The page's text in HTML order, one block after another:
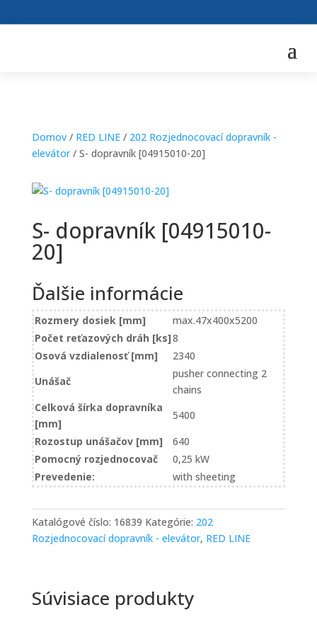
Domov/ RED LINE/ 202 Rozjednocovací dopravník -
elevátor/ S- dopravník [04915010-20]
S- dopravník [04915010-
20]
Ďalšie informácie
Rozmery dosiek [mm]
max.47x400x5200
Počet reťazových dráh [ks]8
Osová vzdialenosť [mm]
2340
Unášač
pusher connecting 2
chains
Celková šírka dopravníka
[mm]
5400
Rozostup unášačov [mm]
640
Pomocný rozjednocovač
0,25 kW
Prevedenie:
with sheeting
Katalógové číslo: 16839 Kategórie: 202
Rozjednocovací dopravník - elevátor, RED LINE
Súvisiace produkty